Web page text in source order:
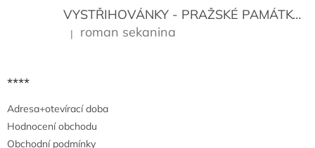
VYSTŘIHOVÁNKY - PRAŽSKÉ PAMÁTKY
Hodnocení produktu je 5 z 5 hvězdiček.
| roman sekanina
****
Adresa+otevírací doba
Hodnocení obchodu
Obchodní podmínky